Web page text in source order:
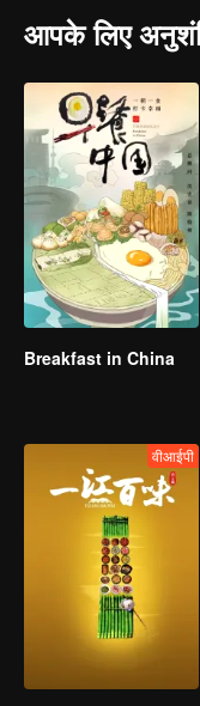
आपके लिए
Breakfast in China
वीआईपी